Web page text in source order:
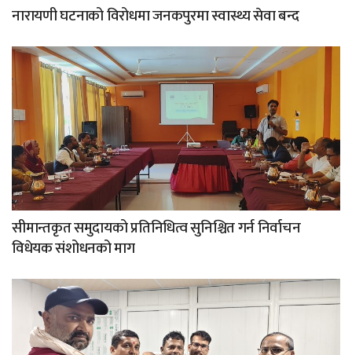
नारायणी घटनाको विरोधमा जनकपुरमा स्वास्थ्य सेवा बन्द
सीमान्तकृत समुदायको प्रतिनिधित्व सुनिश्चित गर्न निर्वाचन
विधेयक संशोधनको माग